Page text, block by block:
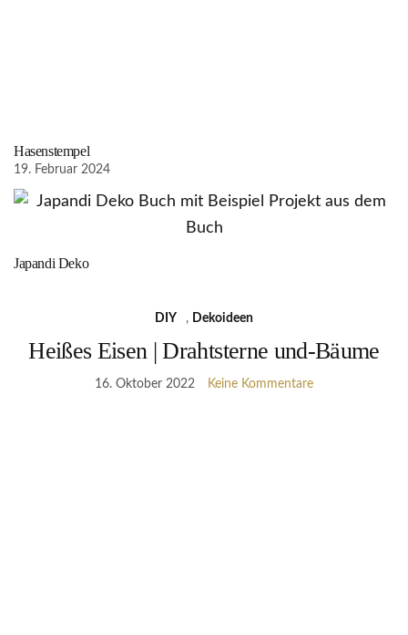
Hasenstempel
19. Februar 2024
Japandi Deko
DIY , Dekoideen
Heißes Eisen | Drahtsterne und-Bäume
16. Oktober 2022 Keine Kommentare